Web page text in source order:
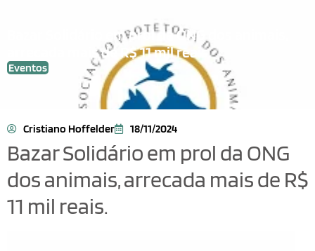
Bazar Solidário em prol da ONG dos animais,
arrecada mais de R$ 11 mil reais.
Eventos
Cristiano Hoffelder 18/11/2024
Bazar Solidário em prol da ONG
dos animais, arrecada mais de R$
11 mil reais.